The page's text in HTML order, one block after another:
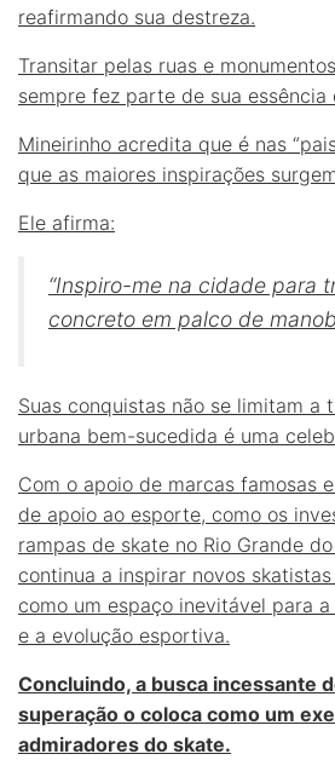
reafirmando sua destreza.
Transitar pelas ruas e
sempre fez parte de sua essência
Mineirinho acredita que é nas
que as maiores inspirações
Ele afirma:
“Inspiro-me na cidade para
concreto em palco de
Suas conquistas não se limitam a
urbana bem-sucedida é uma
Com o apoio de marcas famosas
de apoio ao esporte, como os
rampas de skate no Rio Grande
continua a inspirar novos
como um espaço inevitável para
e a evolução esportiva.
Concluindo, a busca incessante
superação o coloca como um
admiradores do skate.